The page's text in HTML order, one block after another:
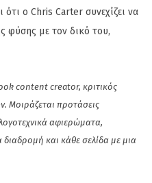
ο Chris Carter συνεχίζει να
φύσης με τον δικό του,
content creator, κριτικός
Μοιράζεται προτάσεις
αφιερώματα,
διαδρομή και κάθε σελίδα με μια